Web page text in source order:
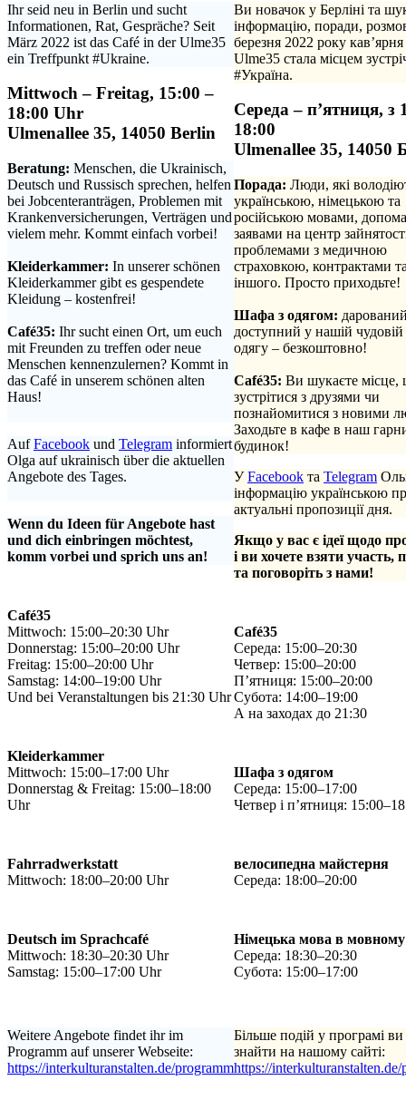
Ihr seid neu in Berlin und sucht
Informationen, Rat, Gespräche? Seit
März 2022 ist das Café in der Ulme35
ein Treffpunkt #Ukraine.
Mittwoch – Freitag, 15:00 –
18:00 Uhr
Ulmenallee 35, 14050 Berlin
Beratung: Menschen, die Ukrainisch,
Deutsch und Russisch sprechen, helfen
bei Jobcenteranträgen, Problemen mit
Krankenversicherungen, Verträgen und
vielem mehr. Kommt einfach vorbei!
Kleiderkammer: In unserer schönen
Kleiderkammer gibt es gespendete
Kleidung – kostenfrei!
Café35: Ihr sucht einen Ort, um euch
mit Freunden zu treffen oder neue
Menschen kennenzulernen? Kommt in
das Café in unserem schönen alten
Haus!
AufFacebook und Telegram informiert
Olga auf ukrainisch über die aktuellen
Angebote des Tages.
Wenn du Ideen für Angebote hast
und dich einbringen möchtest,
komm vorbei und sprich uns an!
Café35
Mittwoch: 15:00–20:30 Uhr
Donnerstag: 15:00–20:00 Uhr
Freitag: 15:00–20:00 Uhr
Samstag: 14:00–19:00 Uhr
Und bei Veranstaltungen bis 21:30 Uhr
Kleiderkammer
Mittwoch: 15:00–17:00 Uhr
Donnerstag & Freitag: 15:00–18:00
Uhr
Fahrradwerkstatt
Mittwoch: 18:00–20:00 Uhr
Deutsch im Sprachcafé
Mittwoch: 18:30–20:30 Uhr
Samstag: 15:00–17:00 Uhr
Weitere Angebote findet ihr im
Programm auf unserer Webseite:
https://interkulturanstalten.de/programm
Ви новачок у Берліні та
інформацію, поради,
березня 2022 року
Ulme35 стала місцем
#Україна.
Середа – п’ятниця, з
18:00
Ulmenallee 35, 14050
Порада: Люди, які
українською, німецькою та
російською мовами,
заявами на центр
проблемами з медичною
страховкою, контрактами
іншого. Просто приходьте!
Шафа з одягом:
доступний у нашій
одягу – безкоштовно!
Café35: Ви шукаєте місце,
зустрітися з друзями чи
познайомитися з новими
Заходьте в кафе в наш
будинок!
УFacebook та Telegram
інформацію українською
актуальні пропозиції дня.
Якщо у вас є ідеї щодо
і ви хочете взяти участь,
та поговоріть з нами!
Café35
Середа: 15:00–20:30
Четвер: 15:00–20:00
П’ятниця: 15:00–20:00
Субота: 14:00–19:00
А на заходах до 21:30
Шафа з одягом
Середа: 15:00–17:00
Четвер і п’ятниця:
велосипедна майстерня
Середа: 18:00–20:00
Німецька мова в
Середа: 18:30–20:30
Субота: 15:00–17:00
Більше подій у програмі
знайти на нашому сайті:
https://interkulturanstalten.de/